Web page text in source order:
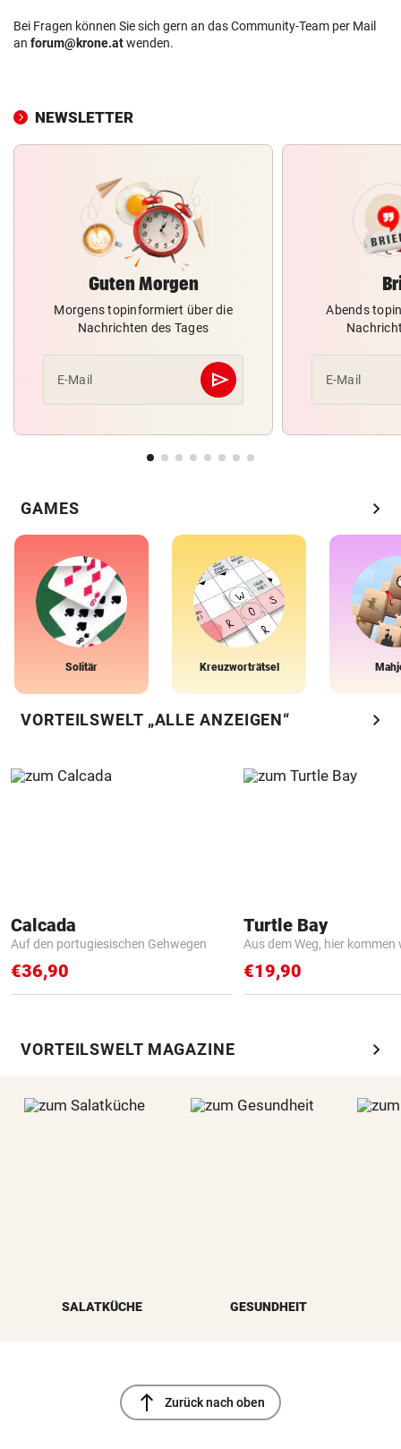
Bei Fragen können Sie sich gern an das Community-Team per Mail
an forum@krone.atwenden.
NEWSLETTER
Guten Morgen
Morgens topinformiert über die
Nachrichten des Tages
E-Mail send
Abschicken
Abends
E-Mail
GAMES chevron_right
Solitär Kreuzworträtsel
VORTEILSWELT „ALLE ANZEIGEN“ chevron_right
Calcada
Auf den portugiesischen Gehwegen
€36,90
Turtle Bay
Aus dem Weg, hier kommen
€19,90
VORTEILSWELT MAGAZINE chevron_right
SALATKÜCHE GESUNDHEIT
north Zurück nach oben